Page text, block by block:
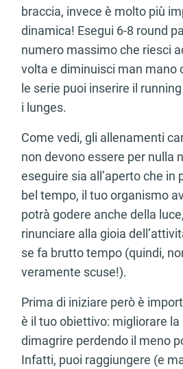
braccia, invece è molto più
dinamica! Esegui 6-8 round
numero massimo che riesci
volta e diminuisci man mano
le serie puoi inserire il
i lunges.
Come vedi, gli allenamenti
non devono essere per nulla
eseguire sia all’aperto che in
bel tempo, il tuo organismo
potrà godere anche della
rinunciare alla gioia
se fa brutto tempo (quindi,
veramente scuse!).
Prima di iniziare però è
è il tuo obiettivo: migliorare
dimagrire perdendo il meno
Infatti, puoi raggiungere (e